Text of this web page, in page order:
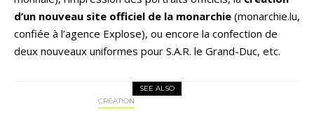
d’un nouveau site officiel de la monarchie (monarchie.lu,
confiée à l’agence Explose), ou encore la confection de
deux nouveaux uniformes pour S.A.R. le Grand-Duc, etc.
SEE ALSO
CRÉATION